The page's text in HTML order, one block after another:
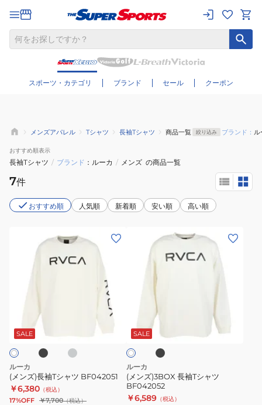
スポーツ・カテゴリ ブランド セール クーポン
さらに絞り込む
メンズアパレル Tシャツ 長袖Tシャツ 商品一覧 絞り込み ブランド： ル
おすすめ順表示
長袖Tシャツ / ブランド ルーカ / メンズ の商品一覧
7件
おすすめ順 人気順 新着順 安い順 高い順
ャ
ツ
BF042051
SALE
コ
ルーカ
(メンズ)長袖Tシャツ BF042051
￥6,380 （税込）
17%OFF ￥7,700（税込）
ズ)3BOX
ャ
ツ
BF042052
SALE
ブ
ッ
ルーカ
(メンズ)3BOX 長袖Tシャツ
BF042052
￥6,589 （税込）